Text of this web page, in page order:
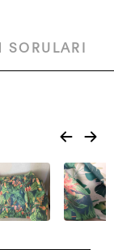
SORULARI